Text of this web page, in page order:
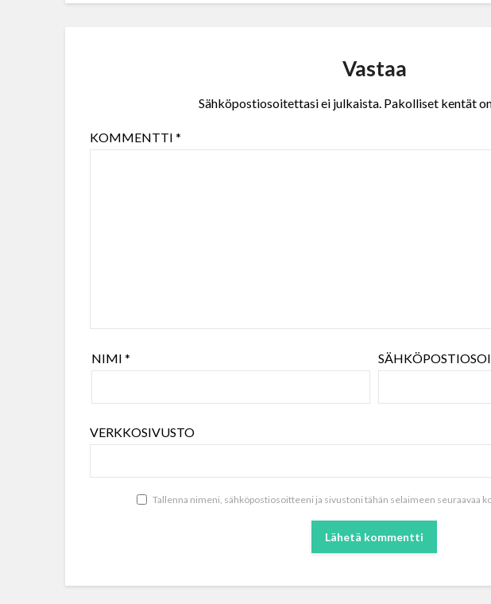
Vastaa
Sähköpostiosoitettasi ei julkaista. Pakolliset kentät
KOMMENTTI*
NIMI*
VERKKOSIVUSTO
Tallenna nimeni, sähköpostiosoitteeni ja sivustoni tähän selaimeen seuraavaa